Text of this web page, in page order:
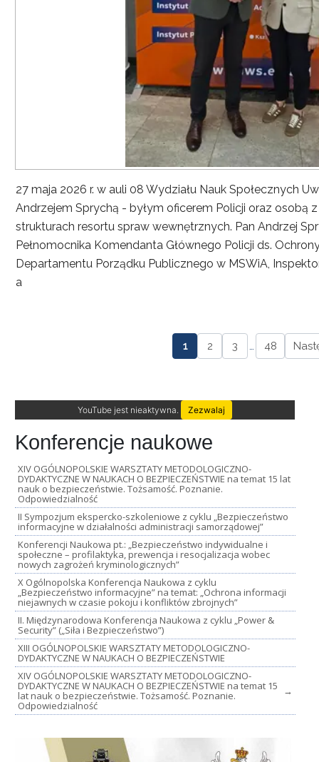
27 maja 2026 r. w auli 08 Wydziału Nauk Społecznych
Andrzejem Sprychą - byłym oficerem Policji oraz osobą
strukturach resortu spraw wewnętrznych. Pan Andrzej
Pełnomocnika Komendanta Głównego Policji ds.
Departamentu Porządku Publicznego w MSWiA,
a
1 2 3 … 48
YouTube jest nieaktywna. Zezwalaj
Konferencje naukowe
XIV OGÓLNOPOLSKIE WARSZTATY METODOLOGICZNO-
DYDAKTYCZNE W NAUKACH O BEZPIECZEŃSTWIE na temat 15 lat
nauk o bezpieczeństwie. Tożsamość. Poznanie.
Odpowiedzialność
II Sympozjum ekspercko-szkoleniowe z cyklu „Bezpieczeństwo
informacyjne w działalności administracji samorządowej”
Konferencji Naukowa pt.: „Bezpieczeństwo indywidualne i
społeczne – profilaktyka, prewencja i resocjalizacja wobec
nowych zagrożeń kryminologicznych”
X Ogólnopolska Konferencja Naukowa z cyklu
„Bezpieczeństwo informacyjne” na temat: „Ochrona informacji
niejawnych w czasie pokoju i konfliktów zbrojnych”
II. Międzynarodowa Konferencja Naukowa z cyklu „Power &
Security” („Siła i Bezpieczeństwo”)
XIII OGÓLNOPOLSKIE WARSZTATY METODOLOGICZNO-
DYDAKTYCZNE W NAUKACH O BEZPIECZEŃSTWIE
XIV OGÓLNOPOLSKIE WARSZTATY METODOLOGICZNO-
DYDAKTYCZNE W NAUKACH O BEZPIECZEŃSTWIE na temat 15
lat nauk o bezpieczeństwie. Tożsamość. Poznanie.
Odpowiedzialność
→